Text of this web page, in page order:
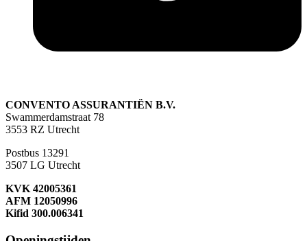
CONVENTO ASSURANTIËN B.V.
Swammerdamstraat 78
3553 RZ Utrecht
Postbus 13291
3507 LG Utrecht
KVK 42005361
AFM 12050996
Kifid 300.006341